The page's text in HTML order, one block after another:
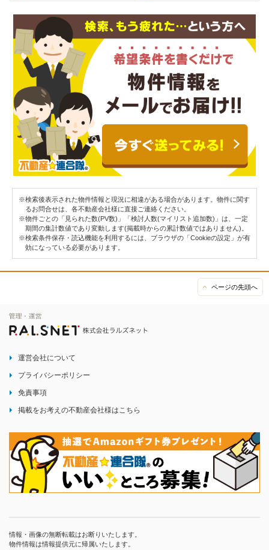
※検索後表示された物件情報と現況に相違がある場合があります。物件に関す
るお問合せは、各不動産会社様に直接ご連絡ください。
※物件ごとの「見られた数(PV数)」「検討人数(マイリスト追加数)」は、一定
期間の集計数値であり変動します(掲載時からの累計数値ではありません)。
※検索条件保存・読込機能を利用するには、ブラウザの「Cookieの設定」が有
効になっている必要があります。
ページの先頭へ
運営会社について
プライバシーポリシー
免責事項
掲載をお考えの不動産会社様はこちら
情報・画像の無断転載はお断りいたします。
物件情報は情報提供元に帰属いたします。